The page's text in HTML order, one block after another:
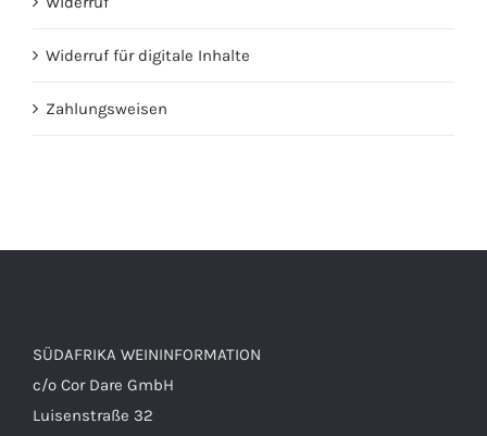
Widerruf für digitale Inhalte
Zahlungsweisen
SÜDAFRIKA WEININFORMATION
c/o Cor Dare GmbH
Luisenstraße 32